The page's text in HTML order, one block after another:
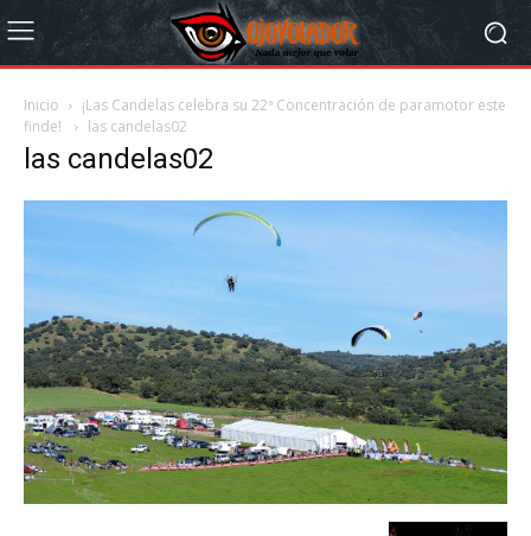
Inicio
¡Las Candelas celebra su 22ª Concentración de paramotor este
finde!
las candelas02
las candelas02